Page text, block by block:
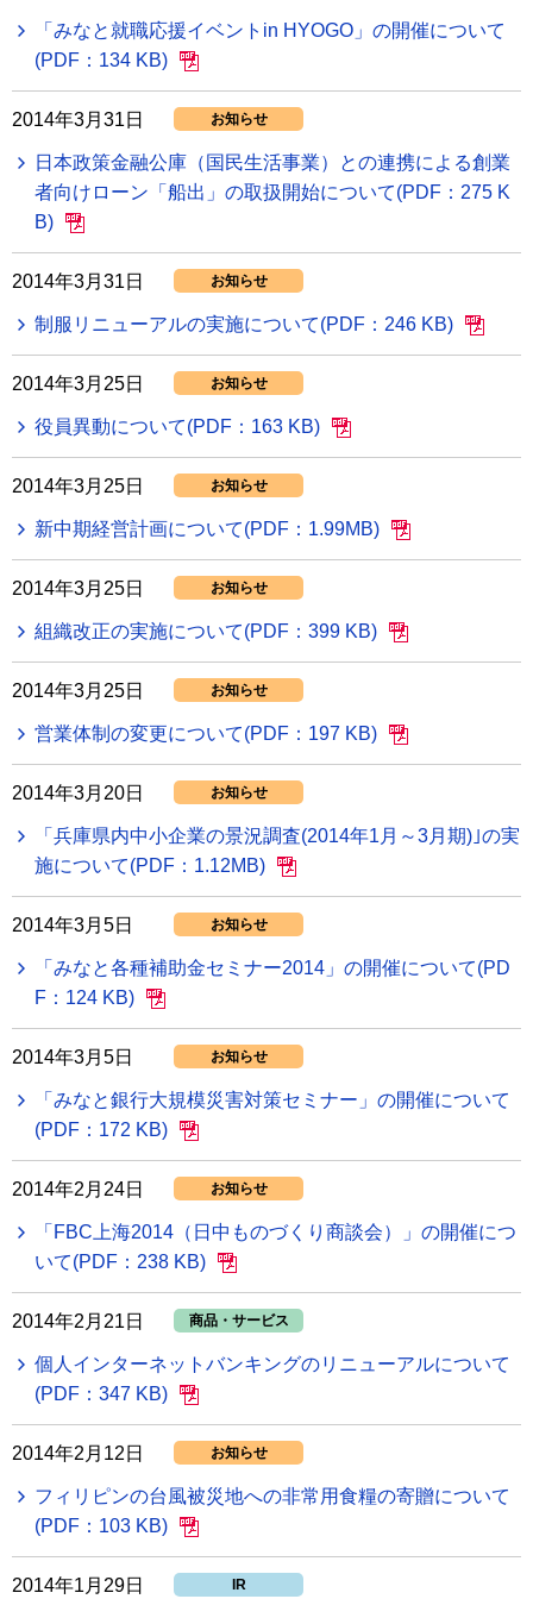
「みなと就職応援イベントin HYOGO」の開催について
(PDF：134 KB)
2014年3月31日 お知らせ
日本政策金融公庫（国民生活事業）との連携による創業
者向けローン「船出」の取扱開始について(PDF：275 K
B)
2014年3月31日 お知らせ
制服リニューアルの実施について(PDF：246 KB)
2014年3月25日 お知らせ
役員異動について(PDF：163 KB)
2014年3月25日 お知らせ
新中期経営計画について(PDF：1.99MB)
2014年3月25日 お知らせ
組織改正の実施について(PDF：399 KB)
2014年3月25日 お知らせ
営業体制の変更について(PDF：197 KB)
2014年3月20日 お知らせ
「兵庫県内中小企業の景況調査(2014年1月～3月期)｣の実
施について(PDF：1.12MB)
2014年3月5日 お知らせ
「みなと各種補助金セミナー2014」の開催について(PD
F：124 KB)
2014年3月5日 お知らせ
「みなと銀行大規模災害対策セミナー」の開催について
(PDF：172 KB)
2014年2月24日 お知らせ
「FBC上海2014（日中ものづくり商談会）」の開催につ
いて(PDF：238 KB)
2014年2月21日 商品・サービス
個人インターネットバンキングのリニューアルについて
(PDF：347 KB)
2014年2月12日 お知らせ
フィリピンの台風被災地への非常用食糧の寄贈について
(PDF：103 KB)
2014年1月29日 IR